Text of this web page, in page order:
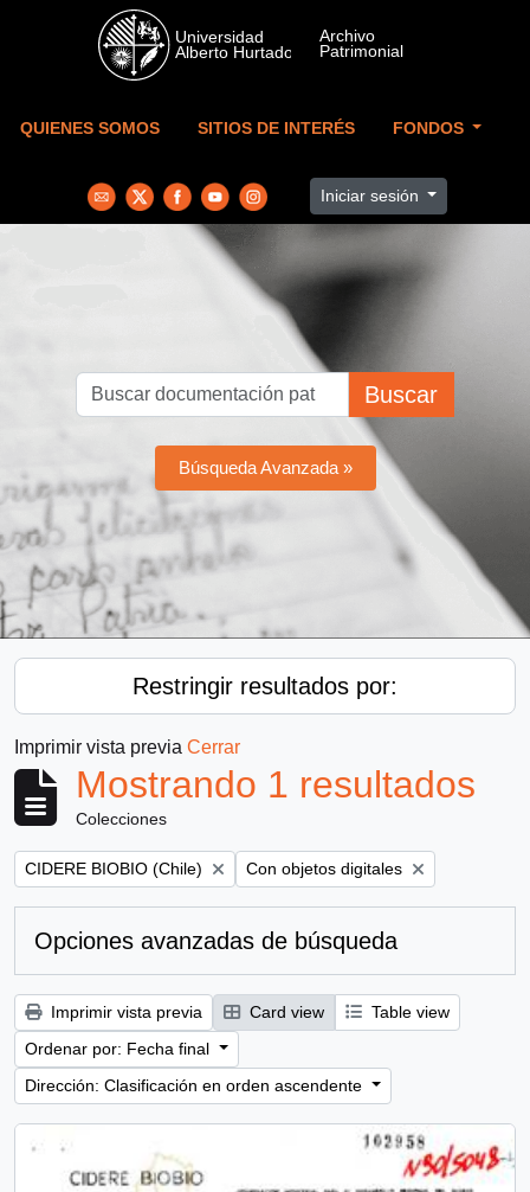
Skip to main content
QUIENES SOMOS SITIOS DE INTERÉS FONDOS
Iniciar sesión
Buscar
Búsqueda Avanzada »
Restringir resultados por:
Imprimir vista previa Cerrar
Mostrando 1 resultados
Colecciones
Remove filter:
CIDERE BIOBIO (Chile) Remove filter:
Con objetos digitales
Opciones avanzadas de búsqueda
Imprimir vista previa Card view
Table view
Ordenar por: Fecha final
Dirección: Clasificación en orden ascendente